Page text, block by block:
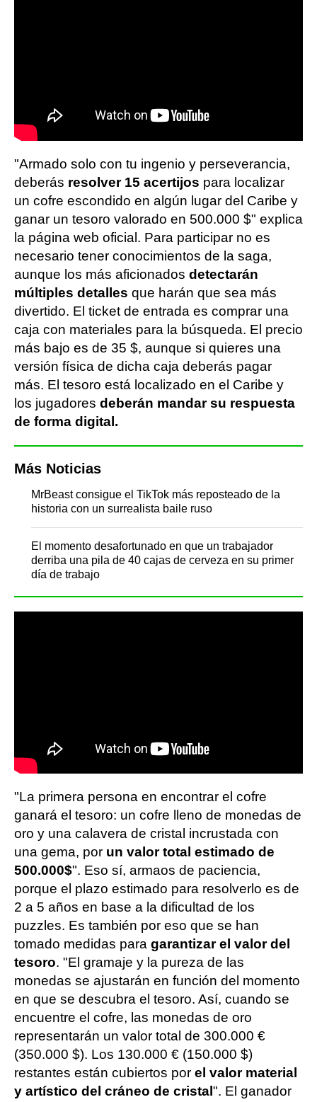
"Armado solo con tu ingenio y perseverancia,
deberás resolver 15 acertijos para localizar
un cofre escondido en algún lugar del Caribe y
ganar un tesoro valorado en 500.000 $" explica
la página web oficial. Para participar no es
necesario tener conocimientos de la saga,
aunque los más aficionados detectarán
múltiples detalles que harán que sea más
divertido. El ticket de entrada es comprar una
caja con materiales para la búsqueda. El precio
más bajo es de 35 $, aunque si quieres una
versión física de dicha caja deberás pagar
más. El tesoro está localizado en el Caribe y
los jugadores deberán mandar su respuesta
de forma digital.
Más Noticias
MrBeast consigue el TikTok más reposteado de la
historia con un surrealista baile ruso
El momento desafortunado en que un trabajador
derriba una pila de 40 cajas de cerveza en su primer
día de trabajo
"La primera persona en encontrar el cofre
ganará el tesoro: un cofre lleno de monedas de
oro y una calavera de cristal incrustada con
una gema, por un valor total estimado de
500.000$". Eso sí, armaos de paciencia,
porque el plazo estimado para resolverlo es de
2 a 5 años en base a la dificultad de los
puzzles. Es también por eso que se han
tomado medidas para garantizar el valor del
tesoro. "El gramaje y la pureza de las
monedas se ajustarán en función del momento
en que se descubra el tesoro. Así, cuando se
encuentre el cofre, las monedas de oro
representarán un valor total de 300.000 €
(350.000 $). Los 130.000 € (150.000 $)
restantes están cubiertos por el valor material
y artístico del cráneo de cristal ". El ganador